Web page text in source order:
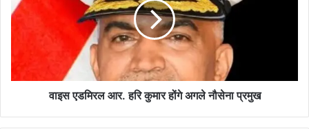
हरि
कुमार
नौसेना
प्रमुख
वाइस एडमिरल आर. हरि कुमार होंगे अगले नौसेना प्रमुख